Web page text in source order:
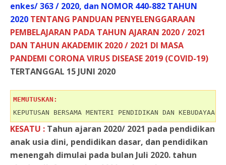
enkes/ 363 / 2020, dan NOMOR 440-882 TAHUN
2020 TENTANG PANDUAN PENYELENGGARAAN
PEMBELAJARAN PADA TAHUN AJARAN 2020 / 2021
DAN TAHUN AKADEMIK 2020 / 2021 DI MASA
PANDEMI CORONA VIRUS DISEASE 2019 (COVID-19)
TERTANGGAL 15 JUNI 2020
MEMUTUSKAN:
KEPUTUSAN BERSAMA MENTERI PENDIDIKAN DAN
KESATU : Tahun ajaran 2020/ 2021 pada pendidikan
anak usia dini, pendidikan dasar, dan pendidikan
menengah dimulai pada bulan Juli 2020. tahun